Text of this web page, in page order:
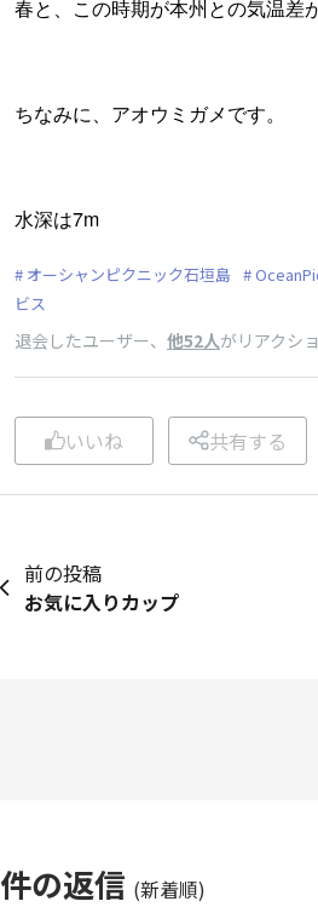
春と、この時期が本州との気温差
ちなみに、アオウミガメです。
水深は7m
オーシャンピクニック石垣島
ビス
退会したユーザー、 他52人がリアクシ
いいね 共有する
前の投稿
お気に入りカップ
件の返信 (新着順)